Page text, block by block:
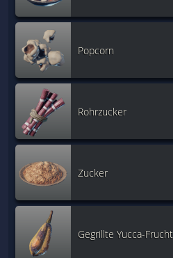
Popcorn
Rohrzucker
Zucker
Gegrillte Yucca-Frucht